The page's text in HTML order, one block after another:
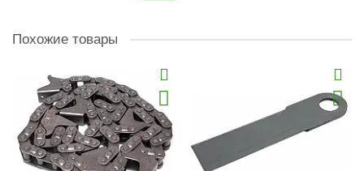
Похожие товары